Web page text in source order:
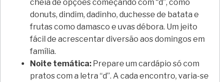
cheia de opções começando com “d”, como
donuts, dindim, dadinho, duchesse de batata e
frutas como damasco e uvas débora. Um jeito
fácil de acrescentar diversão aos domingos em
família.
Noite temática: Prepare um cardápio só com
pratos com a letra “d”. A cada encontro, varia-se